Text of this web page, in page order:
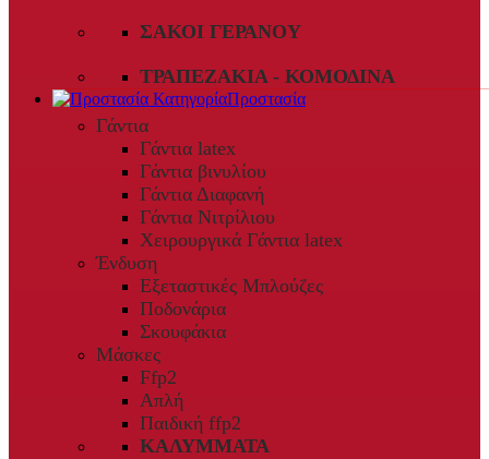
ΣΆΚΟΙ ΓΕΡΑΝΟΎ
ΤΡΑΠΕΖΆΚΙΑ - ΚΟΜΟΔΊΝΑ
Προστασία
Γάντια
Γάντια latex
Γάντια βινυλίου
Γάντια Διαφανή
Γάντια Νιτρίλιου
Χειρουργικά Γάντια latex
Ένδυση
Εξεταστικές Μπλούζες
Ποδονάρια
Σκουφάκια
Μάσκες
Ffp2
Απλή
Παιδική ffp2
ΚΑΛΎΜΜΑΤΑ